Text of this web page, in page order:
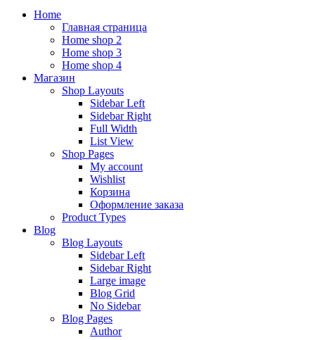
Home
Главная страница
Home shop 2
Home shop 3
Home shop 4
Магазин
Shop Layouts
Sidebar Left
Sidebar Right
Full Width
List View
Shop Pages
My account
Wishlist
Корзина
Оформление заказа
Product Types
Blog
Blog Layouts
Sidebar Left
Sidebar Right
Large image
Blog Grid
No Sidebar
Blog Pages
Author